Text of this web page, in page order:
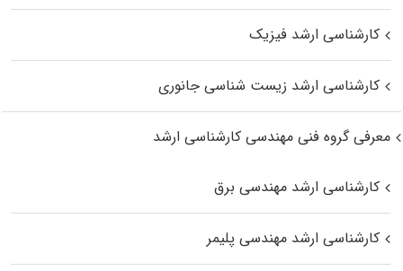
کارشناسی ارشد فیزیک
کارشناسی ارشد زیست‌ شناسی جانوری
معرفی گروه فنی مهندسی کارشناسی ارشد
کارشناسی ارشد مهندسی برق
کارشناسی ارشد مهندسی پلیمر